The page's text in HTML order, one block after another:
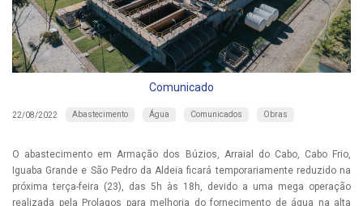
Comunicado
22/08/2022 Abastecimento Água Comunicados Obras
O abastecimento em Armação dos Búzios, Arraial do Cabo, Cabo Frio,
Iguaba Grande e São Pedro da Aldeia ficará temporariamente reduzido na
próxima terça-feira (23), das 5h às 18h, devido a uma mega operação
realizada pela Prolagos para melhoria do fornecimento de água na alta